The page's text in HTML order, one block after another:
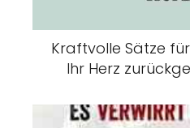
Kraftvolle Sätze für
Ihr Herz